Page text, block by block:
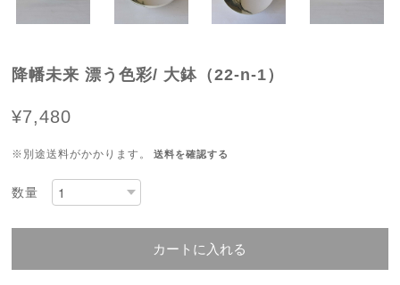
降幡未来 漂う色彩/ 大鉢（22-n-1）
¥7,480
※別途送料がかかります。 送料を確認する
数量
カートに入れる